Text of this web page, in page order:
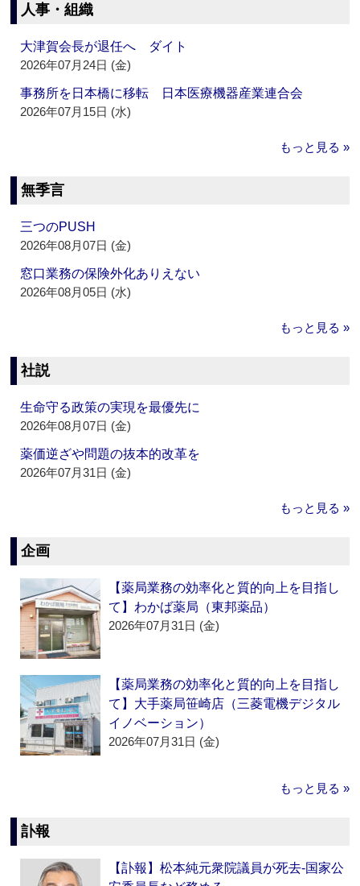
人事・組織
大津賀会長が退任へ ダイト
2026年07月24日 (金)
事務所を日本橋に移転 日本医療機器産業連合会
2026年07月15日 (水)
もっと見る »
無季言
三つのPUSH
2026年08月07日 (金)
窓口業務の保険外化ありえない
2026年08月05日 (水)
もっと見る »
社説
生命守る政策の実現を最優先に
2026年08月07日 (金)
薬価逆ざや問題の抜本的改革を
2026年07月31日 (金)
もっと見る »
企画
【薬局業務の効率化と質的向上を目指し
て】わかば薬局（東邦薬品）
2026年07月31日 (金)
【薬局業務の効率化と質的向上を目指し
て】大手薬局笹崎店（三菱電機デジタル
イノベーション）
2026年07月31日 (金)
もっと見る »
訃報
【訃報】松本純元衆院議員が死去‐国家公